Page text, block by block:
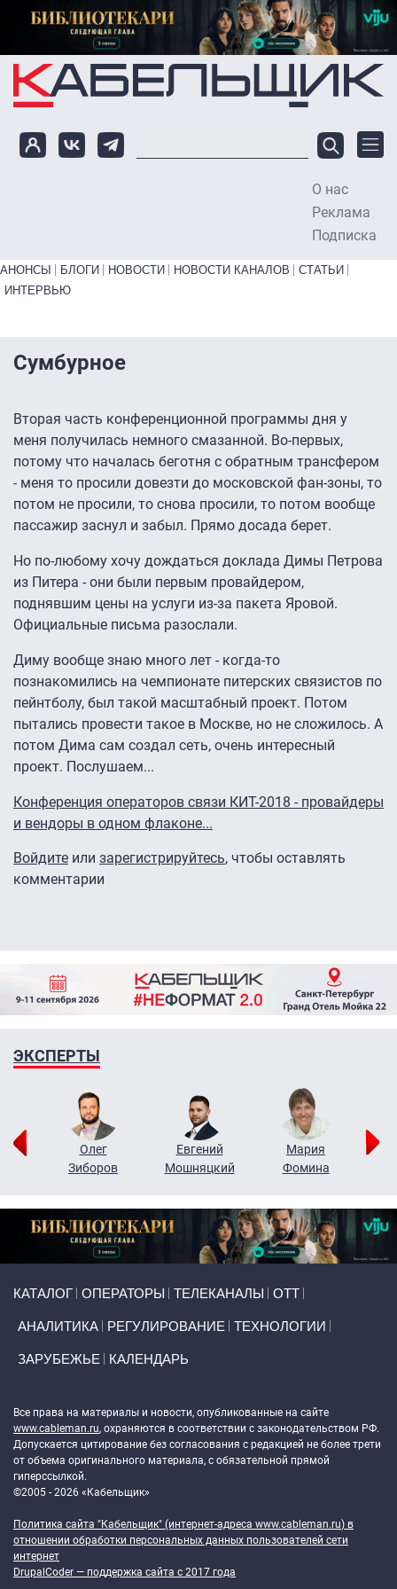
Перейти к основному содержанию
О нас
Реклама
Подписка
Primary links bottom
АНОНСЫ БЛОГИ НОВОСТИ НОВОСТИ КАНАЛОВ
СТАТЬИ
ИНТЕРВЬЮ
Сумбурное
Вторая часть конференционной программы дня у
меня получилась немного смазанной. Во-первых,
потому что началась беготня с обратным трансфером
- меня то просили довезти до московской фан-зоны, то
потом не просили, то снова просили, то потом вообще
пассажир заснул и забыл. Прямо досада берет.
Но по-любому хочу дождаться доклада Димы Петрова
из Питера - они были первым провайдером,
поднявшим цены на услуги из-за пакета Яровой.
Официальные письма разослали.
Диму вообще знаю много лет - когда-то
познакомились на чемпионате питерских связистов по
пейнтболу, был такой масштабный проект. Потом
пытались провести такое в Москве, но не сложилось. А
потом Дима сам создал сеть, очень интересный
проект. Послушаем...
Конференция операторов связи КИТ-2018 - провайдеры
и вендоры в одном флаконе...
Войдите или зарегистрируйтесь, чтобы оставлять
комментарии
ЭКСПЕРТЫ
Олег
Зиборов
Евгений
Мошняцкий
Мария
Фомина
КАТАЛОГ ОПЕРАТОРЫ ТЕЛЕКАНАЛЫ ОТТ
АНАЛИТИКА РЕГУЛИРОВАНИЕ ТЕХНОЛОГИИ
ЗАРУБЕЖЬЕ КАЛЕНДАРЬ
Все права на материалы и новости, опубликованные на сайте
www.cableman.ru, охраняются в соответствии с законодательством РФ.
Допускается цитирование без согласования с редакцией не более трети
от объема оригинального материала, с обязательной прямой
гиперссылкой.
©2005 - 2026 «Кабельщик»
Политика сайта "Кабельщик" (интернет-адреса www.cableman.ru) в
отношении обработки персональных данных пользователей сети
интернет
DrupalCoder — поддержка сайта c 2017 года